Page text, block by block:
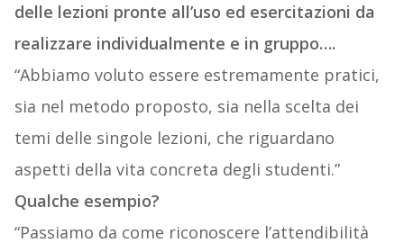
delle lezioni pronte all’uso ed esercitazioni da
realizzare individualmente e in gruppo….
“Abbiamo voluto essere estremamente pratici,
sia nel metodo proposto, sia nella scelta dei
temi delle singole lezioni, che riguardano
aspetti della vita concreta degli studenti.”
Qualche esempio?
“Passiamo da come riconoscere l’attendibilità